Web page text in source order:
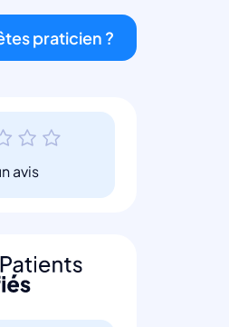
praticien ?
avis